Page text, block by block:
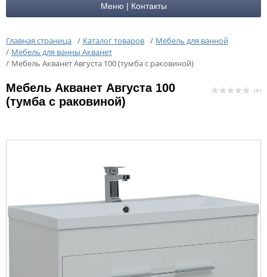
Меню | Контакты
Главная страница / Каталог товаров / Мебель для ванной
/ Мебель для ванны Акванет
/ Мебель Акванет Августа 100 (тумба с раковиной)
Мебель Акванет Августа 100
(тумба с раковиной)
( 0 )